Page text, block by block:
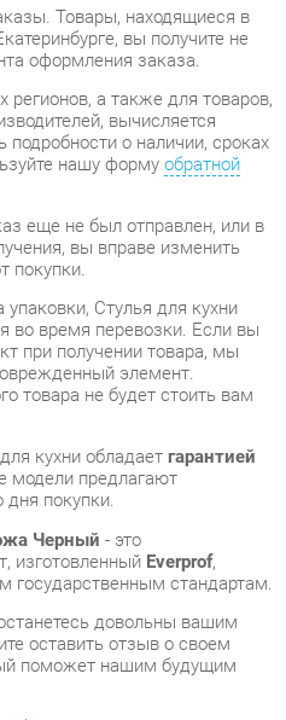
а также для товаров,
вычисляется
о наличии, сроках
нашу формуобратной
не был отправлен, или в
вы вправе изменить
время перевозки. Если вы
при получении товара, мы
элемент.
кухни обладаетгарантией
предлагают
покупки.
изготовленныйEverprof,
стандартам.
довольны вашим
оставить отзыв о своем
поможет нашим будущим
консультации, фотографии и
почте, по телефону в
Skype, Telegram и